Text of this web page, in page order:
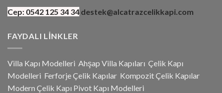
Cep: 0542 125 34 34 destek@alcatrazcelikkapi.com
FAYDALI LINKLER
Villa Kapı Modelleri Ahşap Villa Kapıları Çelik Kapı
Modelleri Ferforje Çelik Kapılar Kompozit Çelik Kapılar
Modern Çelik Kapı Pivot Kapı Modelleri